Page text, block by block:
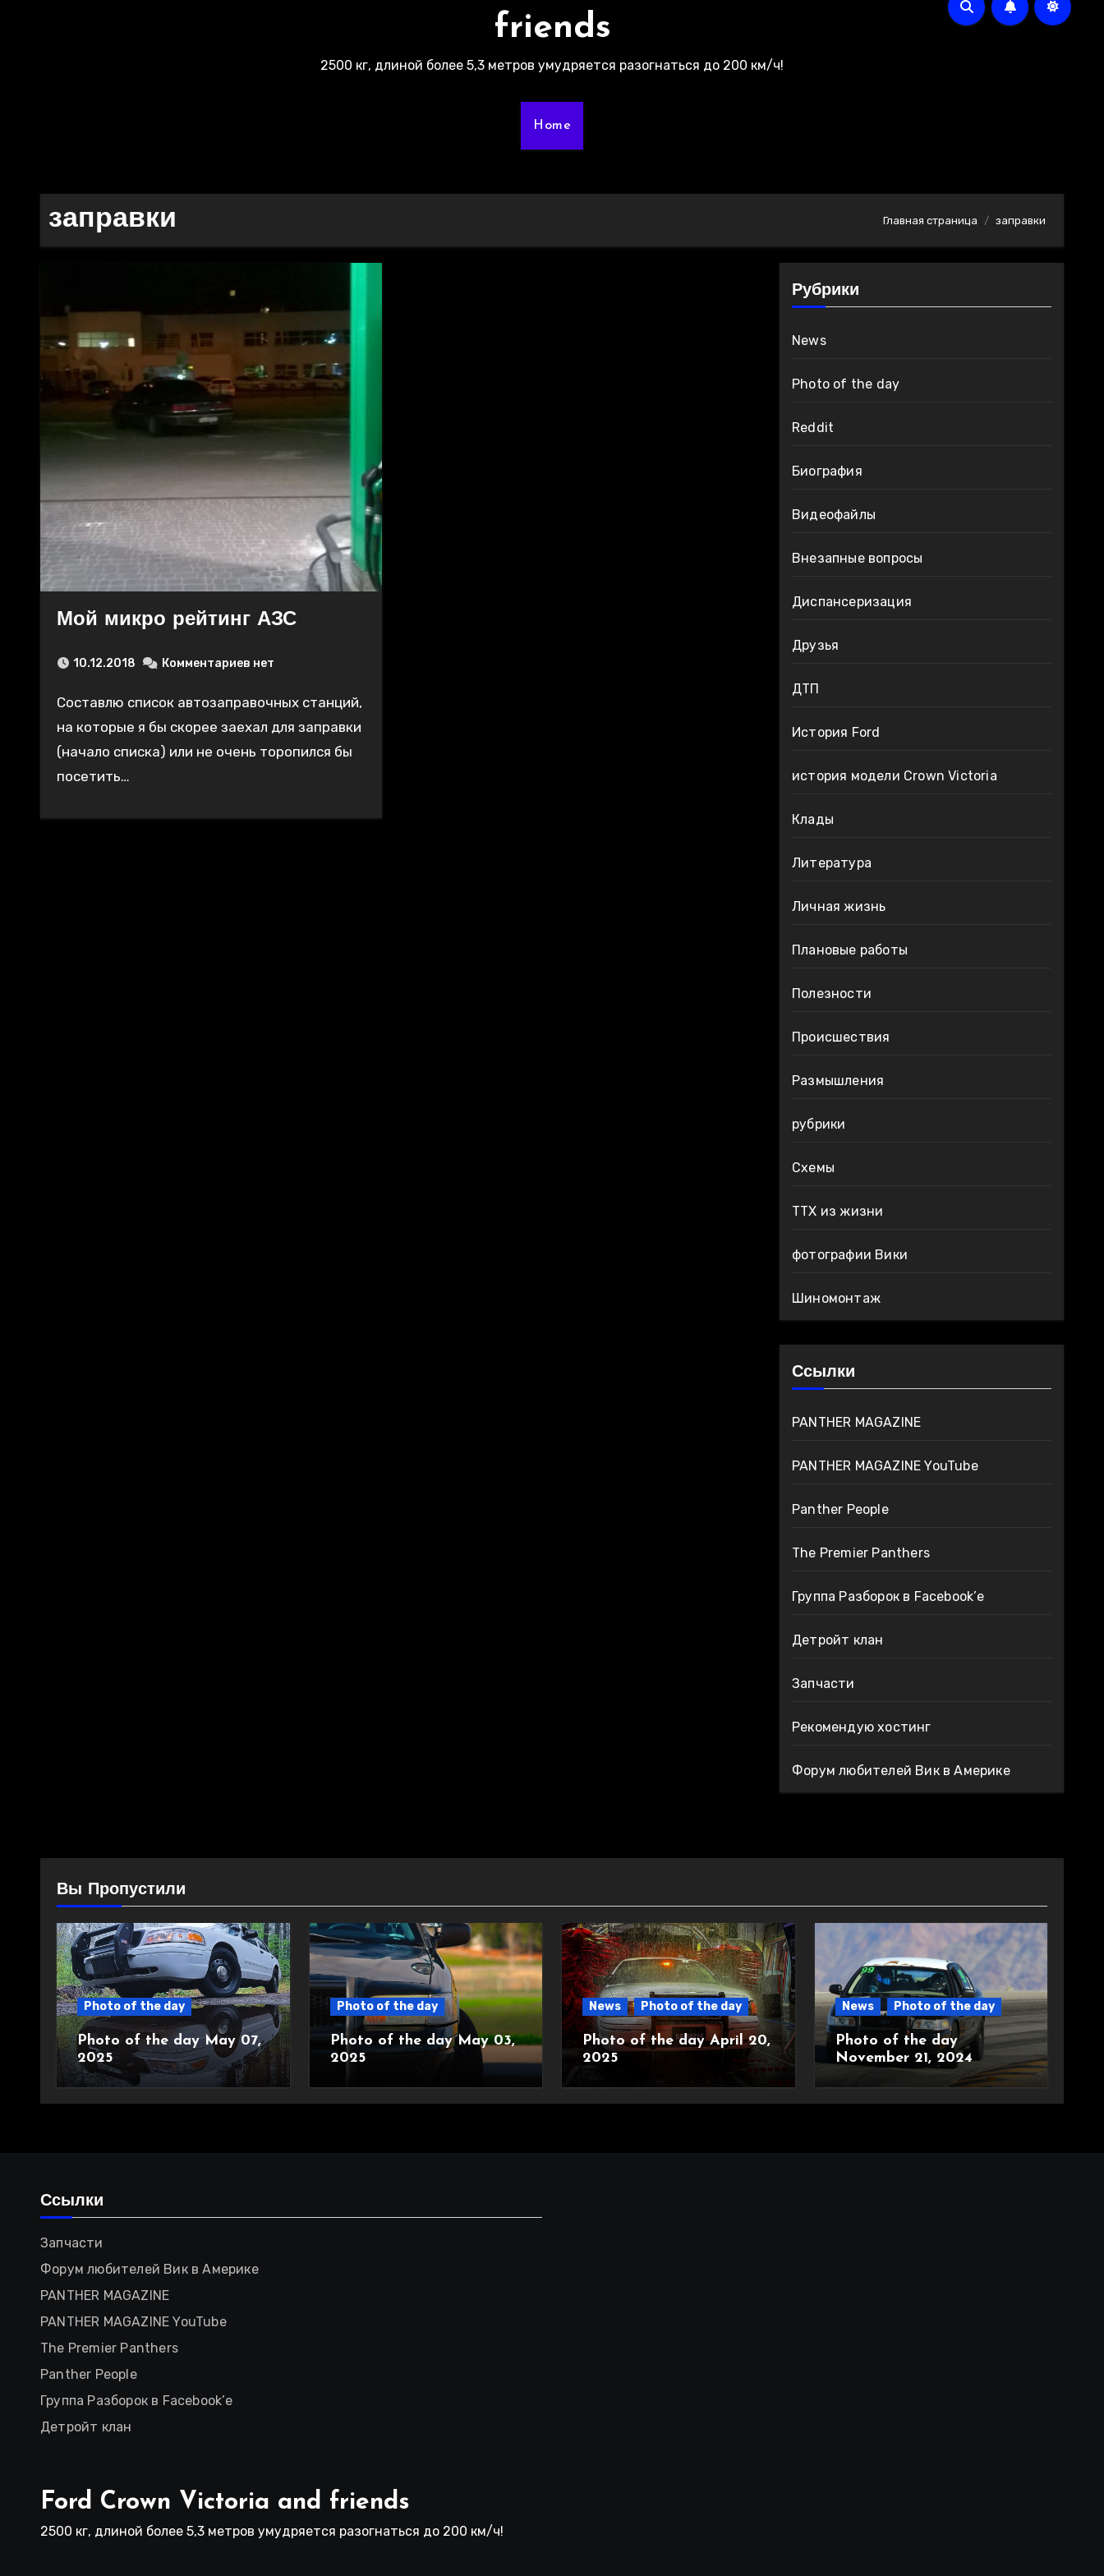
friends
2500 кг, длиной более 5,3 метров умудряется разогнаться до 200 км/ч!
Home
заправки Главная страница заправки
Мой микро рейтинг АЗС
10.12.2018 Комментариев нет
Составлю список автозаправочных станций,
на которые я бы скорее заехал для заправки
(начало списка) или не очень торопился бы
посетить…
Рубрики
News
Photo of the day
Reddit
Биография
Видеофайлы
Внезапные вопросы
Диспансеризация
Друзья
ДТП
История Ford
история модели Crown Victoria
Клады
Литература
Личная жизнь
Плановые работы
Полезности
Происшествия
Размышления
рубрики
Схемы
ТТХ из жизни
фотографии Вики
Шиномонтаж
Ссылки
PANTHER MAGAZINE
PANTHER MAGAZINE YouTube
Panther People
The Premier Panthers
Группа Разборок в Facebook’е
Детройт клан
Запчасти
Рекомендую хостинг
Форум любителей Вик в Америке
Вы Пропустили
Photo of the day
Photo of the day May 07,
2025
Photo of the day
Photo of the day May 03,
2025
News Photo of the day
Photo of the day April 20,
2025
News Photo of the day
Photo of the day
November 21, 2024
Ссылки
Запчасти
Форум любителей Вик в Америке
PANTHER MAGAZINE
PANTHER MAGAZINE YouTube
The Premier Panthers
Panther People
Группа Разборок в Facebook’е
Детройт клан
Ford Crown Victoria and friends
2500 кг, длиной более 5,3 метров умудряется разогнаться до 200 км/ч!